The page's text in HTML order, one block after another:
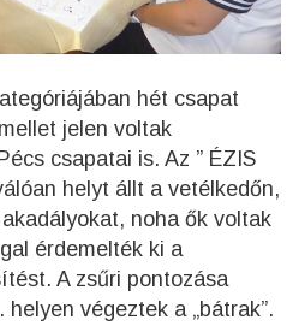
hét csapat
jelen voltak
csapatai is. Az ” ÉZIS
helyt állt a vetélkedőn,
noha ők voltak
érdemelték ki a
A zsűri pontozása
végeztek a „bátrak”.